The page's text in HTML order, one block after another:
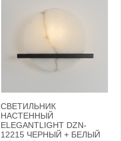
СВЕТИЛЬНИК
НАСТЕННЫЙ
ELEGANTLIGHT DZN-
12215 ЧЕРНЫЙ + БЕЛЫЙ